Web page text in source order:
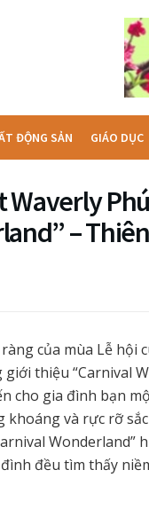
ĐỘNG SẢN GIÁO DỤC
–
của mùa Lễ hội
thiệu “Carnival
cho gia đình bạn
và rực rỡ
Wonderland”
đều tìm thấy